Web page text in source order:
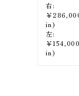
右:
￥
in)
左:
￥
in)